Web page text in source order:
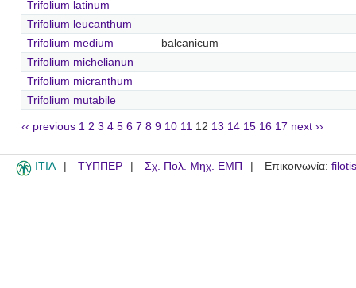
Trifolium latinum
Trifolium leucanthum
Trifolium medium
balcanicum
Trifolium michelianun
Trifolium micranthum
Trifolium mutabile
‹‹ previous 1 2 3 4 5 6 7 8 9 10 11 12 13 14 15 16 17 next ››
ITIA ΤΥΠΠΕΡ Σχ. Πολ. Μηχ. ΕΜΠ Επικοινωνία: